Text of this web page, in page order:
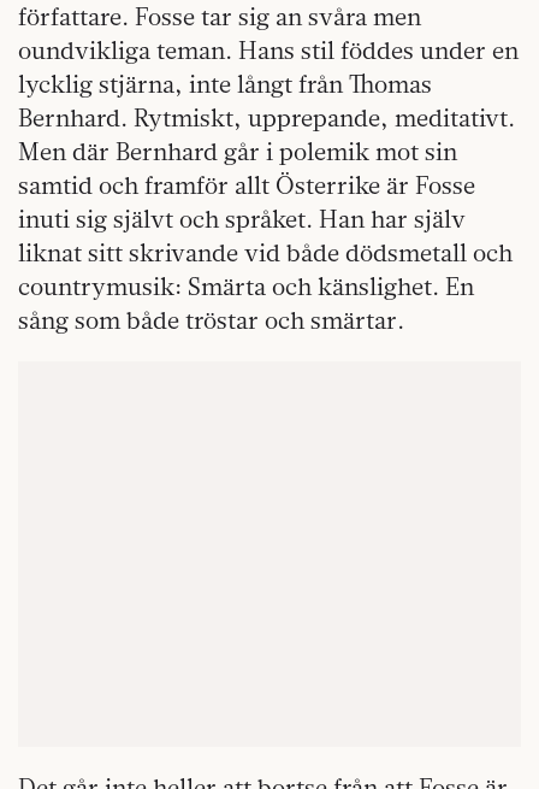
författare. Fosse tar sig an svåra men
oundvikliga teman. Hans stil föddes under en
lycklig stjärna, inte långt från Thomas
Bernhard. Rytmiskt, upprepande, meditativt.
Men där Bernhard går i polemik mot sin
samtid och framför allt Österrike är Fosse
inuti sig självt och språket. Han har själv
liknat sitt skrivande vid både dödsmetall och
countrymusik: Smärta och känslighet. En
sång som både tröstar och smärtar.